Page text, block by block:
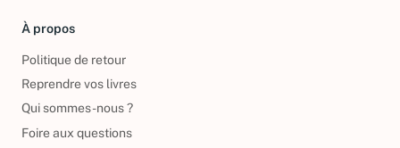
À propos
Politique de retour
Reprendre vos livres
Qui sommes-nous ?
Foire aux questions